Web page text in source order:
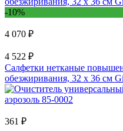
-10%
4 070 ₽
4 522 ₽
Салфетки нетканые
обезжиривания, 32 х 36 см
361 ₽